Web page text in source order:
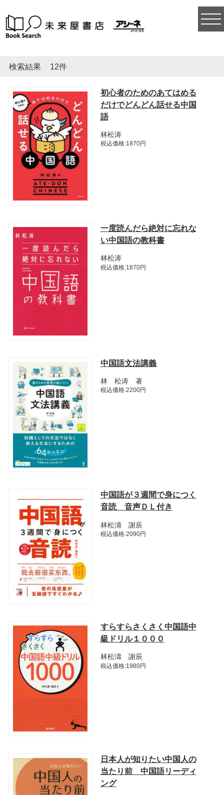
検索結果 12件
初心者のためのあてはめる
だけでどんどん話せる中国
語
林松涛
税込価格:1870円
一度読んだら絶対に忘れな
い中国語の教科書
林松涛
税込価格:1870円
中国語文法講義
林 松涛 著
税込価格:2200円
中国語が３週間で身につく
音読 音声ＤＬ付き
林松濤 謝辰
税込価格:2090円
すらすらさくさく中国語中
級ドリル１０００
林松濤 謝辰
税込価格:1980円
日本人が知りたい中国人の
当たり前 中国語リーディ
ング